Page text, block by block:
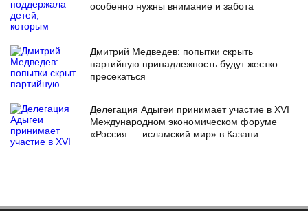
особенно нужны внимание и забота
Дмитрий Медведев: попытки скрыть
партийную принадлежность будут жестко
пресекаться
Делегация Адыгеи принимает участие в XVI
Международном экономическом форуме
«Россия — исламский мир» в Казани